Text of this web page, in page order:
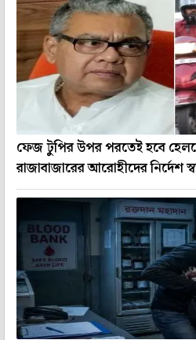
ফেজ টুপির উপর পরতেই হবে
রাজাবাজারের আরোহীদের নির্দেশ